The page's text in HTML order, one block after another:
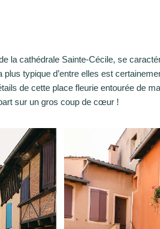
la cathédrale Sainte-Cécile, se
plus typique d’entre elles est
de cette place fleurie entourée de
sur un gros coup de cœur !